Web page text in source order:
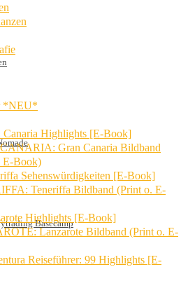
Basecamp
*NEU*
Canaria Highlights [E-Book]
Gran Canaria Bildband
E-Book)
Sehenswürdigkeiten [E-Book]
Teneriffa Bildband (Print o. E-
Highlights [E-Book]
Lanzarote Bildband (Print o. E-
Reiseführer: 99 Highlights [E-